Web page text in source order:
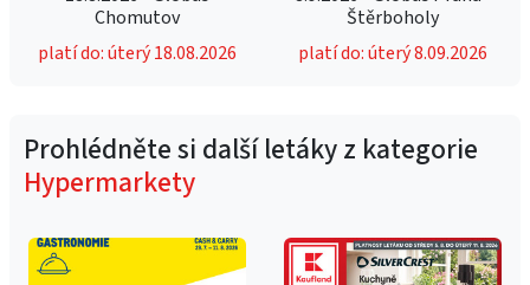
Chomutov
platí do: úterý 18.08.2026
Štěrboholy
platí do: úterý 8.09.2026
Prohlédněte si další letáky z kategorie
Hypermarkety